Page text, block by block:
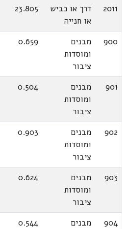
2011
דרך או כביש
או חנייה
23.805
900
מבנים
ומוסדות
ציבור
0.659
901
מבנים
ומוסדות
ציבור
0.504
902
מבנים
ומוסדות
ציבור
0.903
903
מבנים
ומוסדות
ציבור
0.624
904
מבנים
0.544